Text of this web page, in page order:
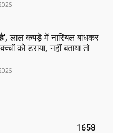
है’, लाल कपड़े में नारियल बांधकर
को डराया, नहीं बताया तो
1658